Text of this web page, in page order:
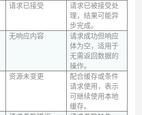
请求已接受
请求已被接受处
理，结果可能异
步完成。
无响应内容
请求成功但响应
体为空，适用于
无需返回数据的
操作。
资源未变更
配合缓存或条件
请求使用，表示
可继续使用本地
缓存。